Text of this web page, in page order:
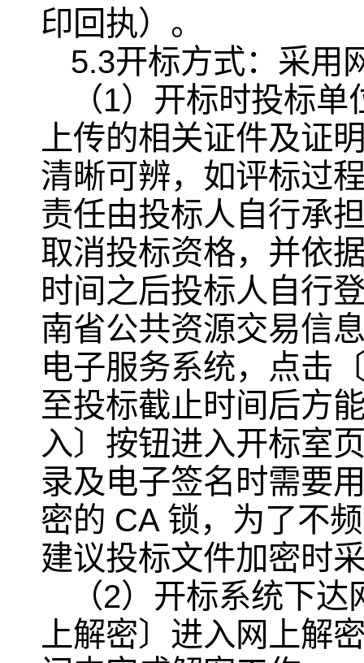
印回执）。
5.3开标方式：采用
（1）开标时投标
上传的相关证件及证
清晰可辨，如评标过
责任由投标人自行承
取消投标资格，并依
时间之后投标人自行
南省公共资源交易信
电子服务系统，点击
至投标截止时间后方
入〕按钮进入开标室
录及电子签名时需要
密的 CA 锁，为了不
建议投标文件加密时
（2）开标系统下
上解密〕进入网上解